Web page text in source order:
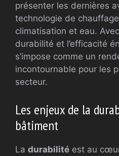
présenter les dernières
technologie de
climatisation et eau.
durabilité et l’efficacité
s’impose comme un
incontournable pour les
secteur.
Les enjeux de la
bâtiment
La durabilité est au